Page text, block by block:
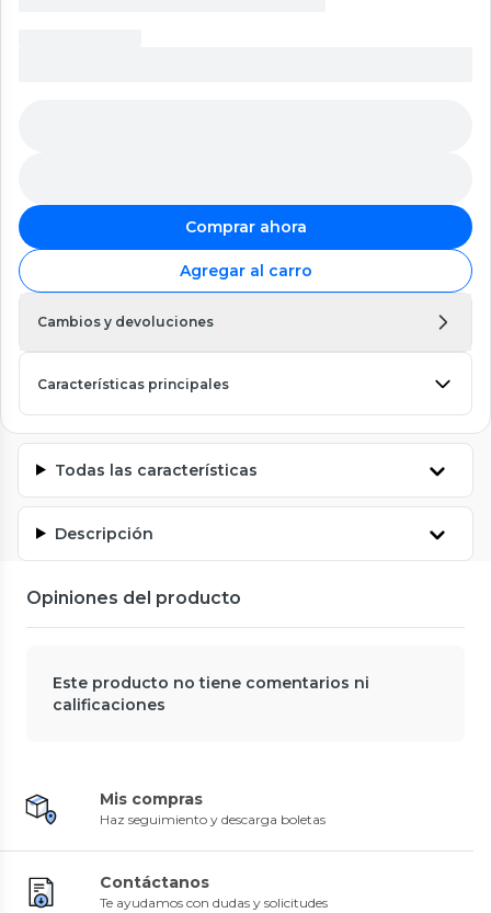
Comprar ahora
Agregar al carro
Cambios y devoluciones
Características principales
Todas las características
Descripción
Opiniones del producto
Este producto no tiene comentarios ni
calificaciones
Mis compras
Haz seguimiento y descarga boletas
Contáctanos
Te ayudamos con dudas y solicitudes